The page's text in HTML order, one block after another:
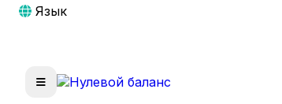
Язык